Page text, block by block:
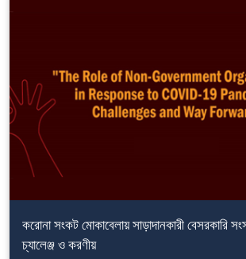
করোনা সংকট মোকাবেলায় সাড়াদানকারী বেসরকারি
চ্যালেঞ্জ ও করণীয়